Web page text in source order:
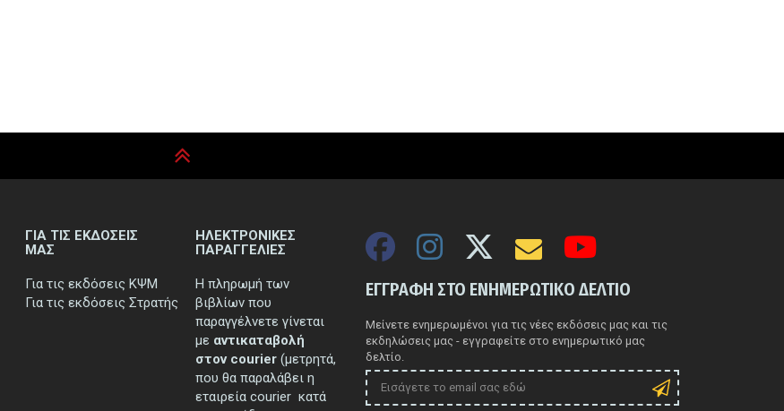
ΓΙΑ ΤΙΣ ΕΚΔΟΣΕΙΣ
ΜΑΣ
Για τις εκδόσεις ΚΨΜ
Για τις εκδόσεις Στρατής
ΗΛΕΚΤΡΟΝΙΚΕΣ
ΠΑΡΑΓΓΕΛΙΕΣ
Η πληρωμή των
βιβλίων που
παραγγέλνετε γίνεται
με αντικαταβολή
στον courier (μετρητά,
που θα παραλάβει η
εταιρεία courier κατά
ΕΓΓΡΑΦΗ ΣΤΟ ΕΝΗΜΕΡΩΤΙΚΟ ΔΕΛΤΙΟ
Μείνετε ενημερωμένοι για τις νέες εκδόσεις μας και τις
εκδηλώσεις μας - εγγραφείτε στο ενημερωτικό μας
δελτίο.